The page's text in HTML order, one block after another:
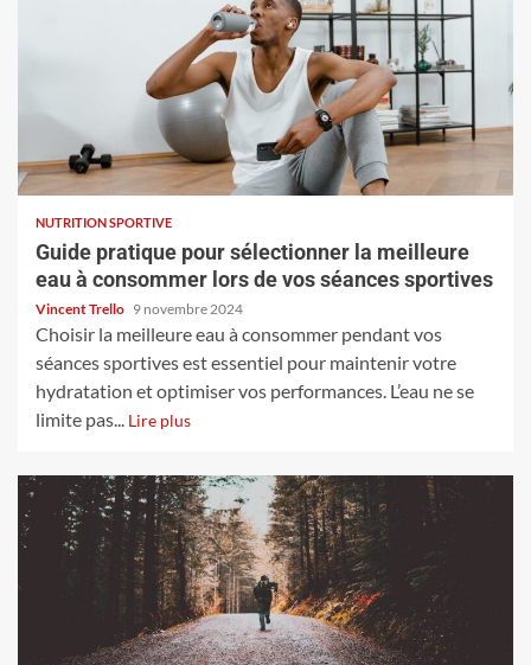
NUTRITION SPORTIVE
Guide pratique pour sélectionner la meilleure
eau à consommer lors de vos séances sportives
Vincent Trello 9 novembre 2024
Choisir la meilleure eau à consommer pendant vos
séances sportives est essentiel pour maintenir votre
hydratation et optimiser vos performances. L’eau ne se
limite pas... Lire plus